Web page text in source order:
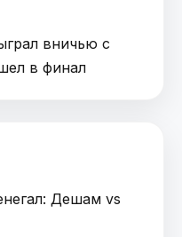
вничью с
в финал
Дешам vs